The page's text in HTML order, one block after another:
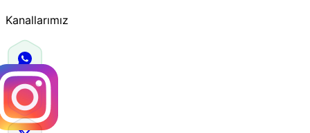
Kanallarımız